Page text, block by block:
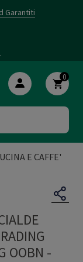
Garantiti
0
E CAFFE'
OOBN -